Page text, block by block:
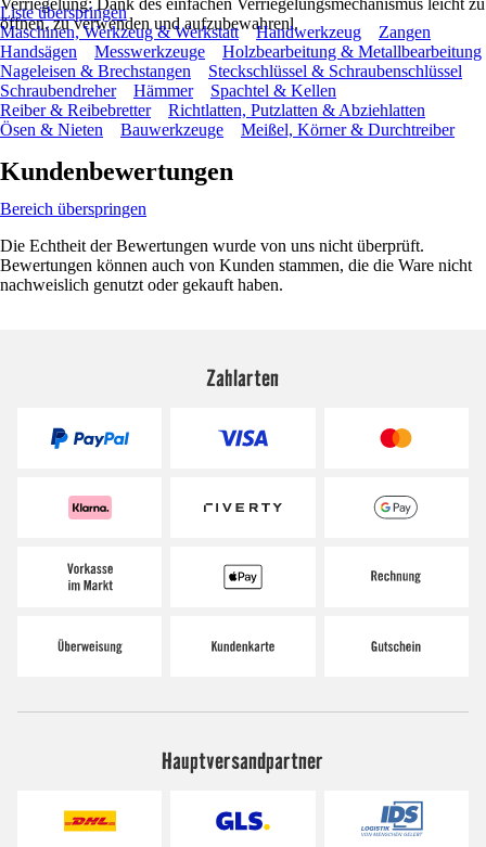
Verriegelung: Dank des einfachen Verriegelungsmechanismus leicht zu
öffnen, zu verwenden und aufzubewahrenl.
Liste überspringen
Maschinen, Werkzeug & Werkstatt
Handwerkzeug
Zangen
Handsägen
Messwerkzeuge
Holzbearbeitung & Metallbearbeitung
Nageleisen & Brechstangen
Steckschlüssel & Schraubenschlüssel
Schraubendreher
Hämmer
Spachtel & Kellen
Reiber & Reibebretter
Richtlatten, Putzlatten & Abziehlatten
Ösen & Nieten
Bauwerkzeuge Meißel, Körner & Durchtreiber
Kundenbewertungen
Bereich überspringen
Die Echtheit der Bewertungen wurde von uns nicht überprüft.
Bewertungen können auch von Kunden stammen, die die Ware nicht
nachweislich genutzt oder gekauft haben.
Zahlarten
Hauptversandpartner